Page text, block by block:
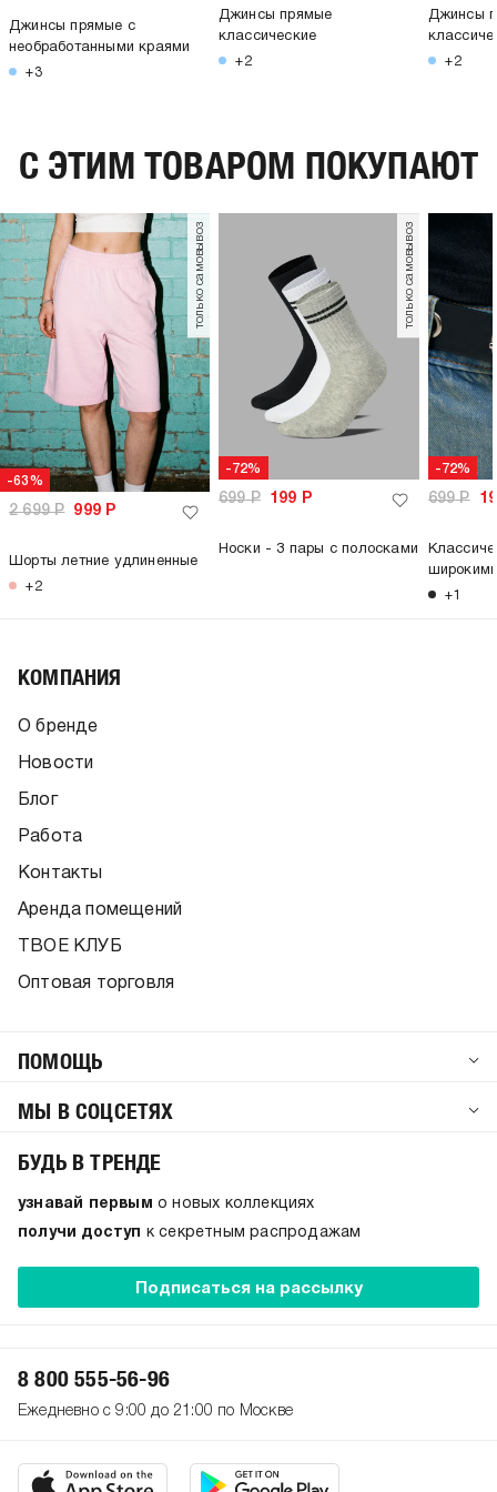
Джинсы прямые с
необработанными краями
+3
Джинсы прямые
классические
+2
Джинсы
+2
C ЭТИМ ТОВАРОМ ПОКУПАЮТ
-63%
только самовывоз
2 699Р 999 Р
Шорты летние удлиненные
+2
-72%
только самовывоз
699Р 199 Р
Носки - 3 пары с полосками
-72%
699Р
+1
КОМПАНИЯ
О бренде
Новости
Блог
Работа
Контакты
Аренда помещений
ТВОЕ КЛУБ
Оптовая торговля
ПОМОЩЬ
МЫ В СОЦСЕТЯХ
БУДЬ В ТРЕНДЕ
узнавай первым о новых коллекциях
получи доступ
к секретным распродажам
Подписаться на рассылку
8 800 555-56-96
Ежедневно с 9:00 до 21:00 по Москве